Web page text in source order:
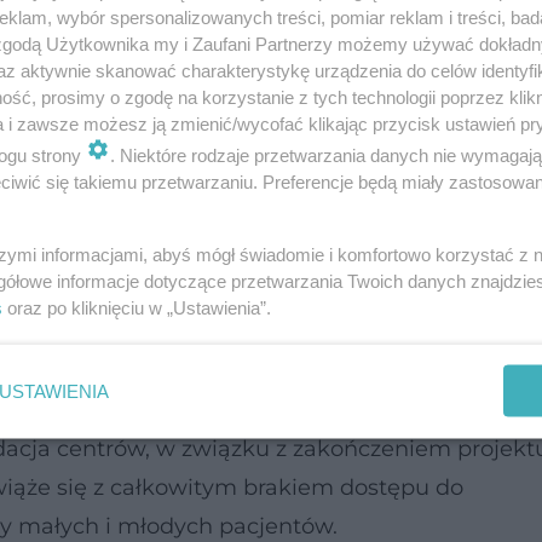
Alicji Bezmienow stan rzeczywisty jednak jest
ostrzegają
współtworzyła w 2018 roku. Jak zauważyła,
na wizytę u psychiatry dziecięcego na
pół roku".
centrów, w związku z zakończeniem
się z całkowitym brakiem dostępu do
małych i młodych pacjentów.
wybór spersonalizowanych treści, pomiar reklam i treści,
Użytkownika my i Zaufani Partnerzy możemy używać
aktywnie skanować charakterystykę urządzenia do celów
prosimy o zgodę na korzystanie z tych technologii poprzez
i zawsze możesz ją zmienić/wycofać klikając przycisk ustawień
strony
. Niektóre rodzaje przetwarzania danych nie
się takiemu przetwarzaniu. Preferencje będą miały
informacjami, abyś mógł świadomie i komfortowo korzystać z
informacje dotyczące przetwarzania Twoich danych
oraz po kliknięciu w „Ustawienia”.
USTAWIENIA